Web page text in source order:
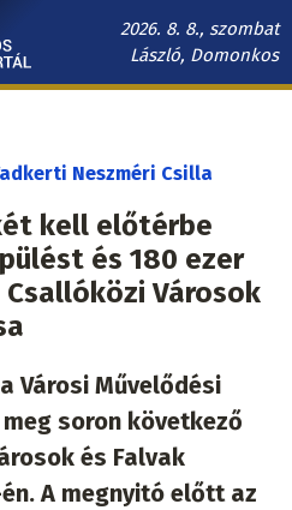
2026. 8. 8., szombat
László, Domonkos
Neszméri Csilla
kell előtérbe
és 180 ezer
Városok
Városi Művelődési
soron következő
és Falvak
A megnyitó előtt az